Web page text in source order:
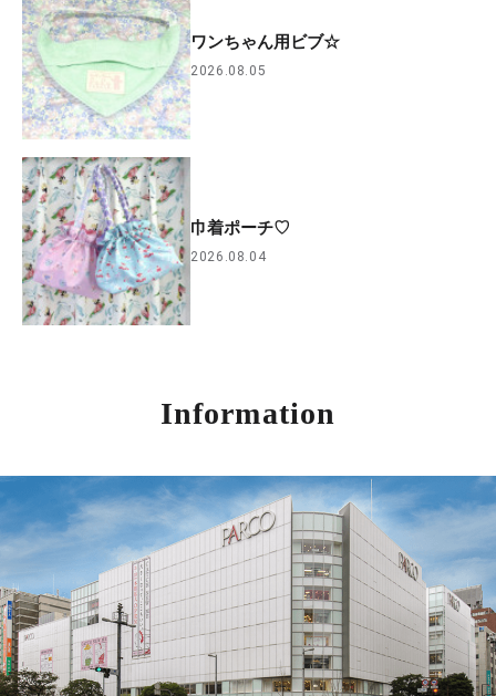
ワンちゃん用ビブ☆
2026.08.05
巾着ポーチ♡
2026.08.04
Information